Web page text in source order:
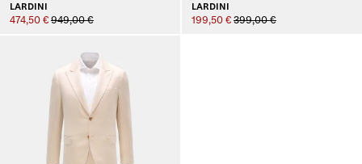
LARDINI
474,50 € 949,00 €
LARDINI
199,50 € 399,00 €